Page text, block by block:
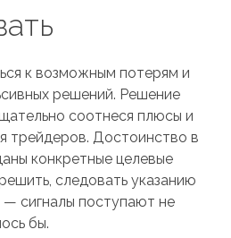
к возможным потерям и
решений. Решение
соотнеся плюсы и
трейдеров. Достоинство в
конкретные целевые
следовать указанию
— сигналы поступают не
бы.